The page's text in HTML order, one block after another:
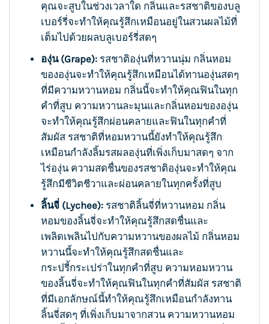
คุณจะสูบในช่วงเวลาใด กลิ่นและรสชาติของบลู
เบอร์รี่จะทำให้คุณรู้สึกเหมือนอยู่ในสวนผลไม้ที่
เต็มไปด้วยผลบลูเบอร์รี่สดๆ
องุ่น (Grape):รสชาติองุ่นที่หวานนุ่ม กลิ่นหอม
ขององุ่นจะทำให้คุณรู้สึกเหมือนได้ทานองุ่นสดๆ
ที่มีความหวานหอม กลิ่นนี้จะทำให้คุณฟินในทุก
คำที่สูบ ความหวานละมุนและกลิ่นหอมขององุ่น
จะทำให้คุณรู้สึกผ่อนคลายและฟินในทุกคำที่
สัมผัส รสชาติที่หอมหวานนี้ยังทำให้คุณรู้สึก
เหมือนกำลังลิ้มรสผลองุ่นที่เพิ่งเก็บมาสดๆ จาก
ไร่องุ่น ความสดชื่นของรสชาติองุ่นจะทำให้คุณ
รู้สึกมีชีวิตชีวาและผ่อนคลายในทุกครั้งที่สูบ
ลิ้นจี่ (Lychee):รสชาติลิ้นจี่ที่หวานหอม กลิ่น
หอมของลิ้นจี่จะทำให้คุณรู้สึกสดชื่นและ
เพลิดเพลินไปกับความหวานของผลไม้ กลิ่นหอม
หวานนี้จะทำให้คุณรู้สึกสดชื่นและ
กระปรี้กระเปร่าในทุกคำที่สูบ ความหอมหวาน
ของลิ้นจี่จะทำให้คุณฟินในทุกคำที่สัมผัส รสชาติ
ที่มีเอกลักษณ์นี้ทำให้คุณรู้สึกเหมือนกำลังทาน
ลิ้นจี่สดๆ ที่เพิ่งเก็บมาจากสวน ความหวานหอม